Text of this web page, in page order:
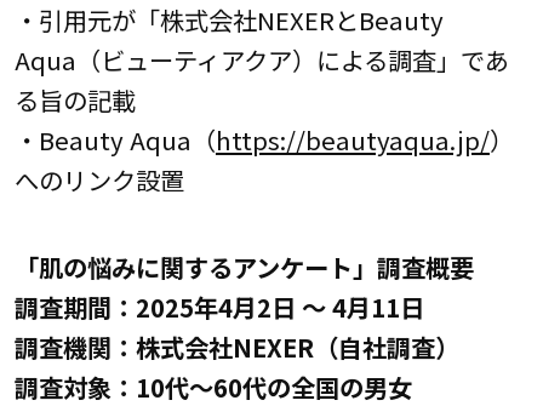
・引用元が「株式会社NEXERとBeauty
Aqua（ビューティアクア）による調査」であ
る旨の記載
・Beauty Aqua（https://beautyaqua.jp/）
へのリンク設置
「肌の悩みに関するアンケート」調査概要
調査期間：2025年4月2日 ～ 4月11日
調査機関：株式会社NEXER（自社調査）
調査対象：10代～60代の全国の男女